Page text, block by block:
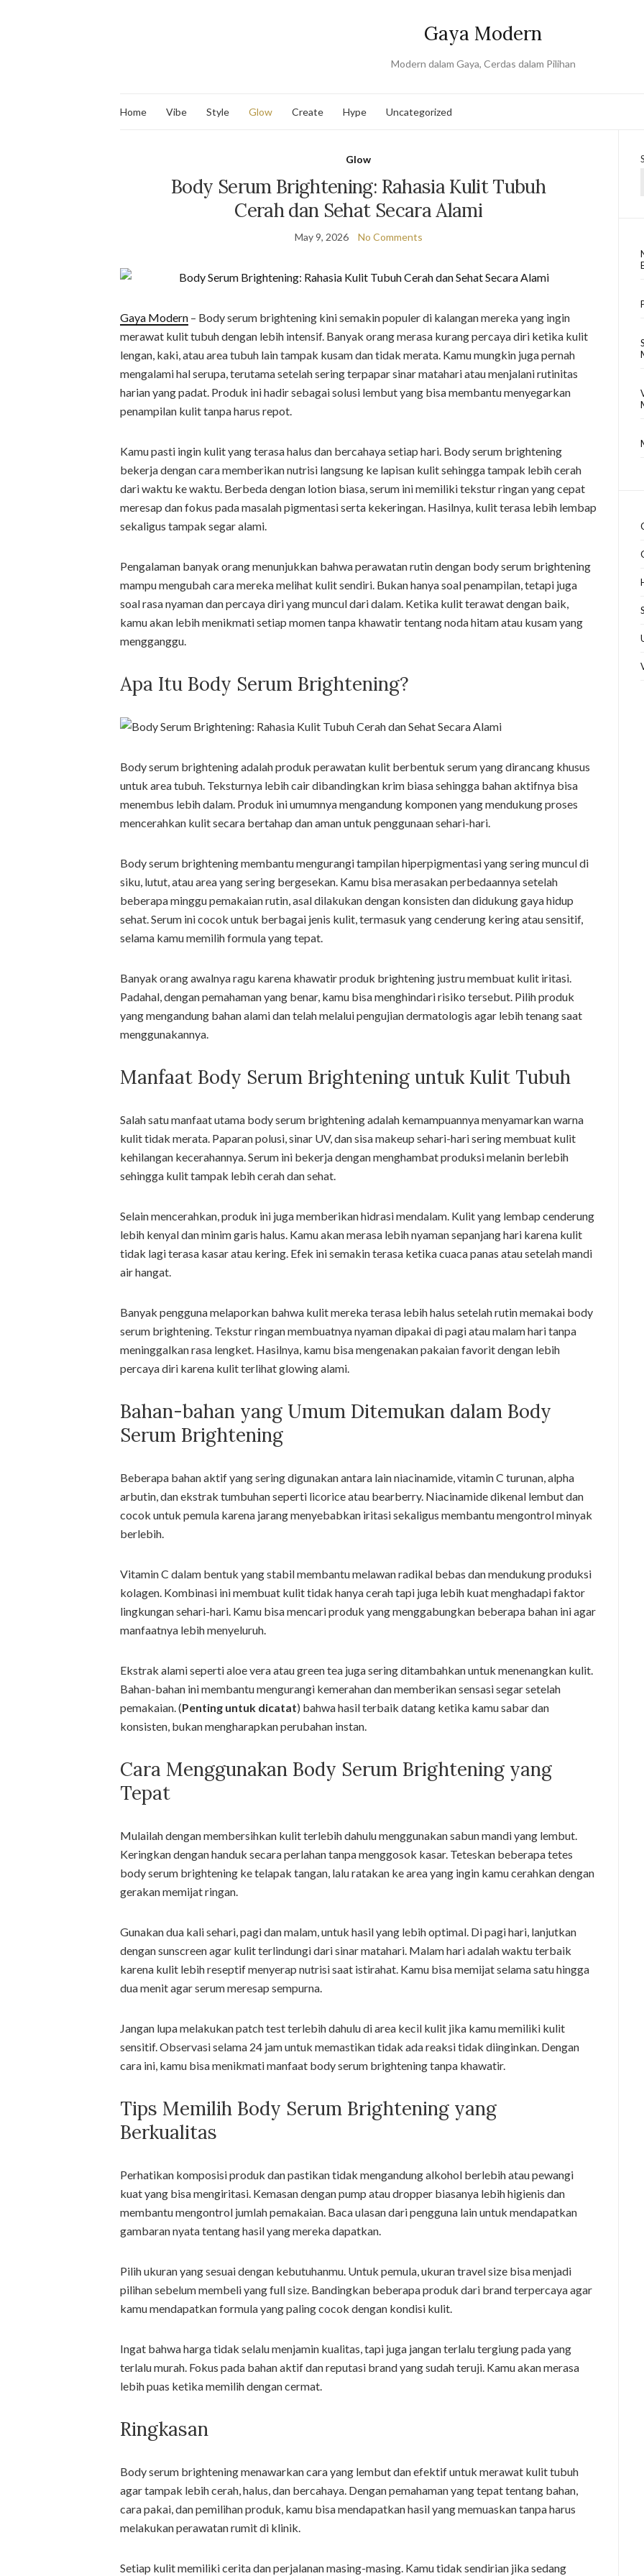
Gaya Modern
Modern dalam Gaya, Cerdas dalam Pilihan
Home Vibe Style Glow Create Hype Uncategorized
Glow
Body Serum Brightening: Rahasia Kulit Tubuh
Cerah dan Sehat Secara Alami
May 9, 2026 No Comments
Gaya Modern – Body serum brightening kini semakin populer di kalangan mereka yang ingin
merawat kulit tubuh dengan lebih intensif. Banyak orang merasa kurang percaya diri ketika kulit
lengan, kaki, atau area tubuh lain tampak kusam dan tidak merata. Kamu mungkin juga pernah
mengalami hal serupa, terutama setelah sering terpapar sinar matahari atau menjalani rutinitas
harian yang padat. Produk ini hadir sebagai solusi lembut yang bisa membantu menyegarkan
penampilan kulit tanpa harus repot.
Kamu pasti ingin kulit yang terasa halus dan bercahaya setiap hari. Body serum brightening
bekerja dengan cara memberikan nutrisi langsung ke lapisan kulit sehingga tampak lebih cerah
dari waktu ke waktu. Berbeda dengan lotion biasa, serum ini memiliki tekstur ringan yang cepat
meresap dan fokus pada masalah pigmentasi serta kekeringan. Hasilnya, kulit terasa lebih lembap
sekaligus tampak segar alami.
Pengalaman banyak orang menunjukkan bahwa perawatan rutin dengan body serum brightening
mampu mengubah cara mereka melihat kulit sendiri. Bukan hanya soal penampilan, tetapi juga
soal rasa nyaman dan percaya diri yang muncul dari dalam. Ketika kulit terawat dengan baik,
kamu akan lebih menikmati setiap momen tanpa khawatir tentang noda hitam atau kusam yang
mengganggu.
Apa Itu Body Serum Brightening?
Body serum brightening adalah produk perawatan kulit berbentuk serum yang dirancang khusus
untuk area tubuh. Teksturnya lebih cair dibandingkan krim biasa sehingga bahan aktifnya bisa
menembus lebih dalam. Produk ini umumnya mengandung komponen yang mendukung proses
mencerahkan kulit secara bertahap dan aman untuk penggunaan sehari-hari.
Body serum brightening membantu mengurangi tampilan hiperpigmentasi yang sering muncul di
siku, lutut, atau area yang sering bergesekan. Kamu bisa merasakan perbedaannya setelah
beberapa minggu pemakaian rutin, asal dilakukan dengan konsisten dan didukung gaya hidup
sehat. Serum ini cocok untuk berbagai jenis kulit, termasuk yang cenderung kering atau sensitif,
selama kamu memilih formula yang tepat.
Banyak orang awalnya ragu karena khawatir produk brightening justru membuat kulit iritasi.
Padahal, dengan pemahaman yang benar, kamu bisa menghindari risiko tersebut. Pilih produk
yang mengandung bahan alami dan telah melalui pengujian dermatologis agar lebih tenang saat
menggunakannya.
Manfaat Body Serum Brightening untuk Kulit Tubuh
Salah satu manfaat utama body serum brightening adalah kemampuannya menyamarkan warna
kulit tidak merata. Paparan polusi, sinar UV, dan sisa makeup sehari-hari sering membuat kulit
kehilangan kecerahannya. Serum ini bekerja dengan menghambat produksi melanin berlebih
sehingga kulit tampak lebih cerah dan sehat.
Selain mencerahkan, produk ini juga memberikan hidrasi mendalam. Kulit yang lembap cenderung
lebih kenyal dan minim garis halus. Kamu akan merasa lebih nyaman sepanjang hari karena kulit
tidak lagi terasa kasar atau kering. Efek ini semakin terasa ketika cuaca panas atau setelah mandi
air hangat.
Banyak pengguna melaporkan bahwa kulit mereka terasa lebih halus setelah rutin memakai body
serum brightening. Tekstur ringan membuatnya nyaman dipakai di pagi atau malam hari tanpa
meninggalkan rasa lengket. Hasilnya, kamu bisa mengenakan pakaian favorit dengan lebih
percaya diri karena kulit terlihat glowing alami.
Bahan-bahan yang Umum Ditemukan dalam Body
Serum Brightening
Beberapa bahan aktif yang sering digunakan antara lain niacinamide, vitamin C turunan, alpha
arbutin, dan ekstrak tumbuhan seperti licorice atau bearberry. Niacinamide dikenal lembut dan
cocok untuk pemula karena jarang menyebabkan iritasi sekaligus membantu mengontrol minyak
berlebih.
Vitamin C dalam bentuk yang stabil membantu melawan radikal bebas dan mendukung produksi
kolagen. Kombinasi ini membuat kulit tidak hanya cerah tapi juga lebih kuat menghadapi faktor
lingkungan sehari-hari. Kamu bisa mencari produk yang menggabungkan beberapa bahan ini agar
manfaatnya lebih menyeluruh.
Ekstrak alami seperti aloe vera atau green tea juga sering ditambahkan untuk menenangkan kulit.
Bahan-bahan ini membantu mengurangi kemerahan dan memberikan sensasi segar setelah
pemakaian. (Penting untuk dicatat) bahwa hasil terbaik datang ketika kamu sabar dan
konsisten, bukan mengharapkan perubahan instan.
Cara Menggunakan Body Serum Brightening yang
Tepat
Mulailah dengan membersihkan kulit terlebih dahulu menggunakan sabun mandi yang lembut.
Keringkan dengan handuk secara perlahan tanpa menggosok kasar. Teteskan beberapa tetes
body serum brightening ke telapak tangan, lalu ratakan ke area yang ingin kamu cerahkan dengan
gerakan memijat ringan.
Gunakan dua kali sehari, pagi dan malam, untuk hasil yang lebih optimal. Di pagi hari, lanjutkan
dengan sunscreen agar kulit terlindungi dari sinar matahari. Malam hari adalah waktu terbaik
karena kulit lebih reseptif menyerap nutrisi saat istirahat. Kamu bisa memijat selama satu hingga
dua menit agar serum meresap sempurna.
Jangan lupa melakukan patch test terlebih dahulu di area kecil kulit jika kamu memiliki kulit
sensitif. Observasi selama 24 jam untuk memastikan tidak ada reaksi tidak diinginkan. Dengan
cara ini, kamu bisa menikmati manfaat body serum brightening tanpa khawatir.
Tips Memilih Body Serum Brightening yang
Berkualitas
Perhatikan komposisi produk dan pastikan tidak mengandung alkohol berlebih atau pewangi
kuat yang bisa mengiritasi. Kemasan dengan pump atau dropper biasanya lebih higienis dan
membantu mengontrol jumlah pemakaian. Baca ulasan dari pengguna lain untuk mendapatkan
gambaran nyata tentang hasil yang mereka dapatkan.
Pilih ukuran yang sesuai dengan kebutuhanmu. Untuk pemula, ukuran travel size bisa menjadi
pilihan sebelum membeli yang full size. Bandingkan beberapa produk dari brand terpercaya agar
kamu mendapatkan formula yang paling cocok dengan kondisi kulit.
Ingat bahwa harga tidak selalu menjamin kualitas, tapi juga jangan terlalu tergiung pada yang
terlalu murah. Fokus pada bahan aktif dan reputasi brand yang sudah teruji. Kamu akan merasa
lebih puas ketika memilih dengan cermat.
Ringkasan
Body serum brightening menawarkan cara yang lembut dan efektif untuk merawat kulit tubuh
agar tampak lebih cerah, halus, dan bercahaya. Dengan pemahaman yang tepat tentang bahan,
cara pakai, dan pemilihan produk, kamu bisa mendapatkan hasil yang memuaskan tanpa harus
melakukan perawatan rumit di klinik.
Setiap kulit memiliki cerita dan perjalanan masing-masing. Kamu tidak sendirian jika sedang